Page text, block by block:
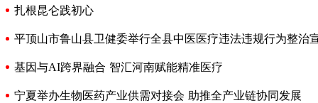
扎根昆仑践初心
平顶山市鲁山县卫健委举行全县中医医疗违法违规行为整治
基因与AI跨界融合 智汇河南赋能精准医疗
宁夏举办生物医药产业供需对接会 助推全产业链协同发展